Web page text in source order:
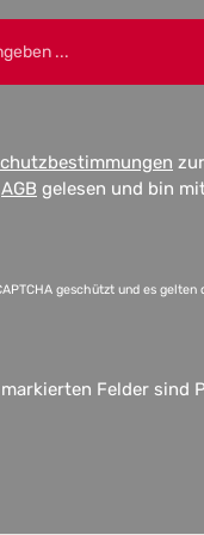
AGB gelesen und bin
geschützt und es gelten
Felder sind